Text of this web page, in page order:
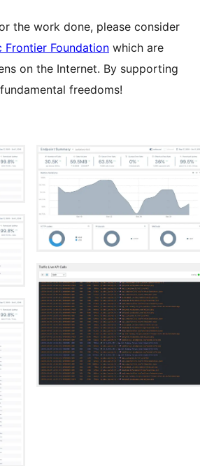
the work done, please consider
Frontier Foundation which are
on the Internet. By supporting
freedoms!